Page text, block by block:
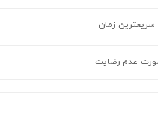
سریعترین زمان
عدم رضایت